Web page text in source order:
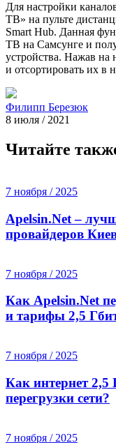
Для настройки
ТВ» на пульте
Smart Hub. Данная
ТВ на Самсунге и
устройства. Нажав на
и отсортировать их в
Филипп Березюк
8 июля / 2021
Читайте
7 ноября / 2025
Apelsin.Net –
провайдеров
7 ноября / 2025
Как Apelsin.Net
и тарифы 2,5
7 ноября / 2025
Как интернет 2,5
перегрузки сети?
7 ноября / 2025